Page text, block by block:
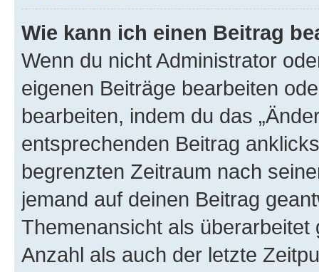
Wie kann ich einen Beitrag
Wenn du nicht Administrator
eigenen Beiträge bearbeiten
bearbeiten, indem du das
entsprechenden Beitrag
begrenzten Zeitraum nach
jemand auf deinen Beitrag
Themenansicht als
Anzahl als auch der letzte